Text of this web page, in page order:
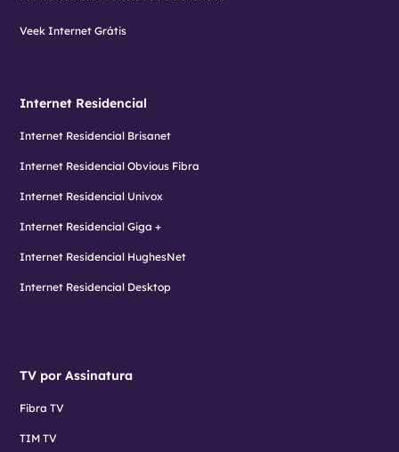
Veek Internet Grátis
Internet Residencial
Internet Residencial Brisanet
Internet Residencial Obvious Fibra
Internet Residencial Univox
Internet Residencial Giga +
Internet Residencial HughesNet
Internet Residencial Desktop
TV por Assinatura
Fibra TV
TIM TV